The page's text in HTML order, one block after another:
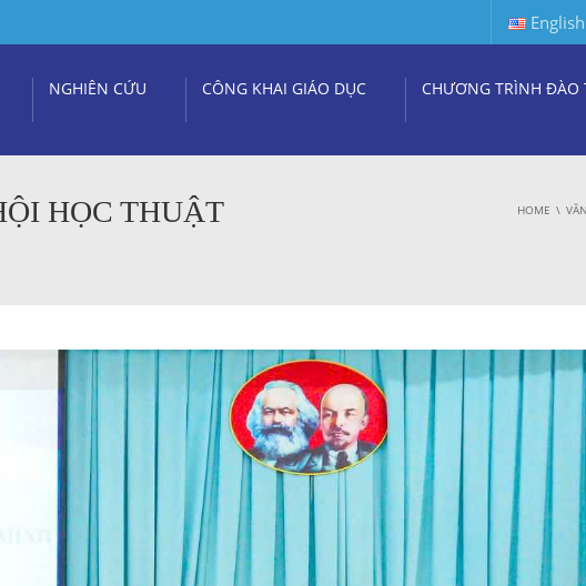
English
NGHIÊN CỨU CÔNG KHAI GIÁO DỤC CHƯƠNG TRÌNH ĐÀO
HỌC THUẬT
HOME